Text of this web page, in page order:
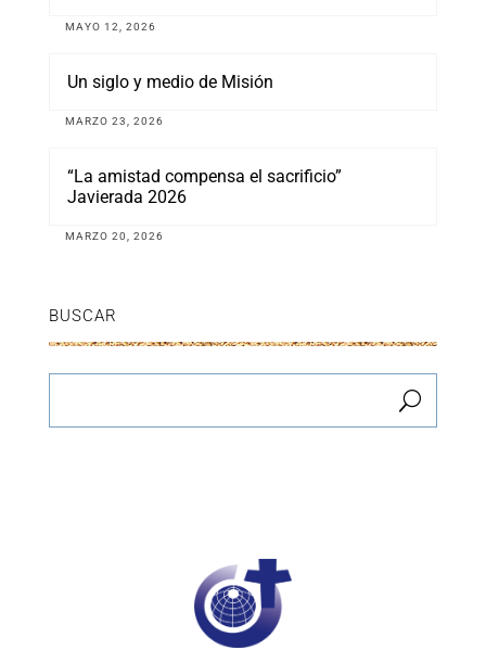
MAYO 12, 2026
Un siglo y medio de Misión
MARZO 23, 2026
“La amistad compensa el sacrificio”
Javierada 2026
MARZO 20, 2026
BUSCAR